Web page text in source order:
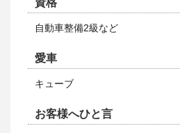
資格
自動車整備2級など
愛車
キューブ
お客様へひと言